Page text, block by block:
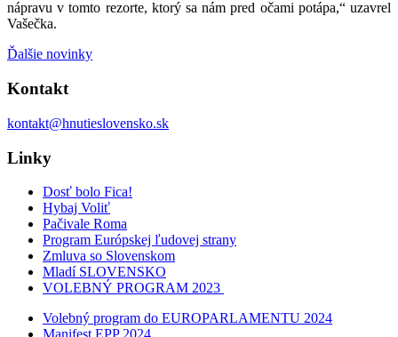
nápravu v tomto rezorte, ktorý sa nám pred očami potápa,“ uzavrel
Vašečka.
Ďalšie novinky
Kontakt
kontakt@hnutieslovensko.sk
Linky
Dosť bolo Fica!
Hybaj Voliť
Pačivale Roma
Program Európskej ľudovej strany
Zmluva so Slovenskom
Mladí SLOVENSKO
VOLEBNÝ PROGRAM 2023
Volebný program do EUROPARLAMENTU 2024